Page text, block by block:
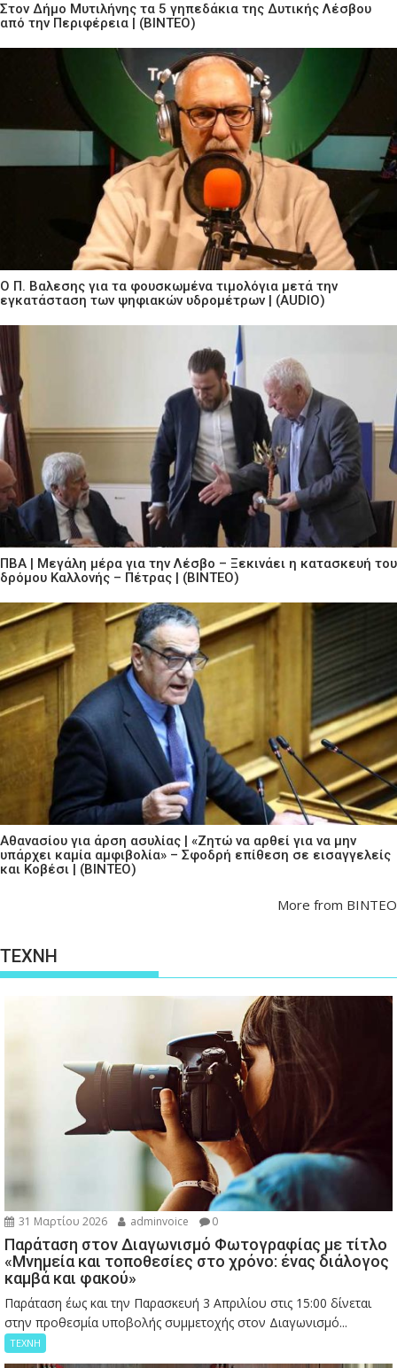
Στον Δήμο Μυτιλήνης τα 5 γηπεδάκια της Δυτικής Λέσβου
από την Περιφέρεια | (ΒΙΝΤΕΟ)
Ο Π. Βαλεσης για τα φουσκωμένα τιμολόγια μετά την
εγκατάσταση των ψηφιακών υδρομέτρων | (AUDIO)
ΠΒΑ | Μεγάλη μέρα για την Λέσβο – Ξεκινάει η κατασκευή του
δρόμου Καλλονής – Πέτρας | (ΒΙΝΤΕΟ)
Αθανασίου για άρση ασυλίας | «Ζητώ να αρθεί για να μην
υπάρχει καμία αμφιβολία» – Σφοδρή επίθεση σε εισαγγελείς
και Κοβέσι | (ΒΙΝΤΕΟ)
More from ΒΙΝΤΕΟ
ΤΕΧΝΗ
31 Μαρτίου 2026 adminvoice 0
Παράταση στον Διαγωνισμό Φωτογραφίας με τίτλο
«Μνημεία και τοποθεσίες στο χρόνο: ένας διάλογος
καμβά και φακού»
Παράταση έως και την Παρασκευή 3 Απριλίου στις 15:00 δίνεται
στην προθεσμία υποβολής συμμετοχής στον Διαγωνισμό...
ΤΕΧΝΗ